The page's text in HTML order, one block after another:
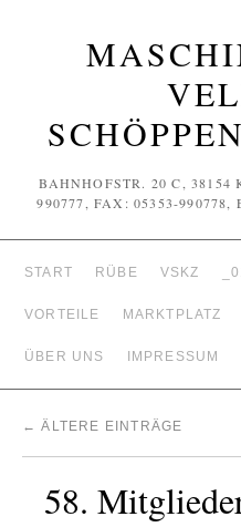
BAHNHOFSTR. 20 C, 38154
990777, FAX: 05353-
START RÜBE VSKZ
VORTEILE MARKTPLATZ
ÜBER UNS IMPRESSUM
← ÄLTERE EINTRÄGE
58.